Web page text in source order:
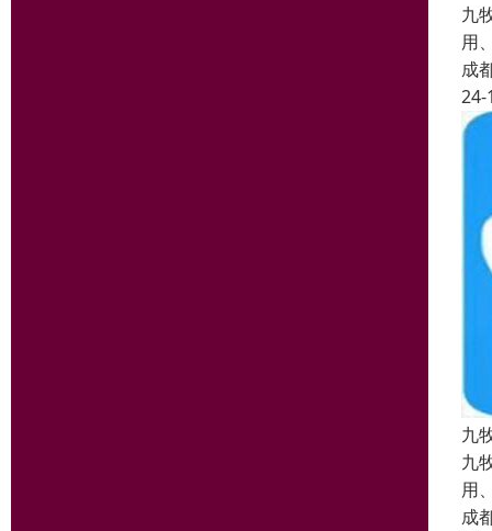
九
用
成
24-
九
九
用
成